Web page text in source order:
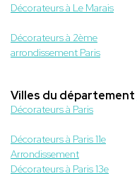
Décorateurs à Le Marais
Décorateurs à 2ème
arrondissement Paris
Villes du département
Décorateurs à Paris
Décorateurs à Paris 11e
Arrondissement
Décorateurs à Paris 13e